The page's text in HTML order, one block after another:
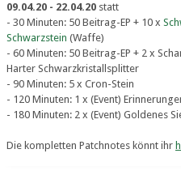
09.04.20 - 22.04.20 statt
- 30 Minuten: 50 Beitrag-EP + 10 x
Schwarzstein (Waffe)
- 60 Minuten: 50 Beitrag-EP + 2 x
Harter Schwarzkristallsplitter
- 90 Minuten: 5 x Cron-Stein
- 120 Minuten: 1 x (Event)
- 180 Minuten: 2 x (Event) Goldenes
Die kompletten Patchnotes könnt ihr